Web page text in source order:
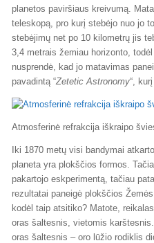
planetos paviršiaus kreivumą.
teleskopą, pro kurį stebėjo nuo jo
stebėjimų net po 10 kilometrų jis
3,4 metrais žemiau horizonto,
nusprendė, kad jo matavimas
pavadintą “Zetetic Astronomy“,
Atmosferinė refrakcija iškraipo
Iki 1870 metų visi bandymai
planeta yra plokščios formos.
pakartojo eskperimentą, tačiau
rezultatai paneigė plokščios
kodėl taip atsitiko? Matote,
oras šaltesnis, vietomis
oras šaltesnis – oro lūžio rodiklis